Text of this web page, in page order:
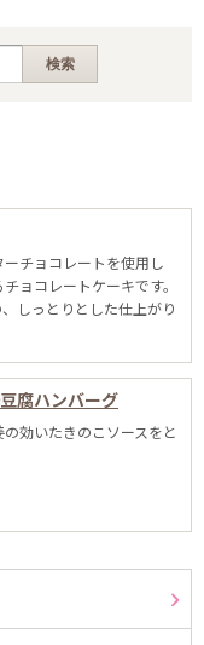
チョコレートを使用し
ョコレートケーキです。
しっとりとした仕上がり
腐ハンバーグ
効いたきのこソースをと